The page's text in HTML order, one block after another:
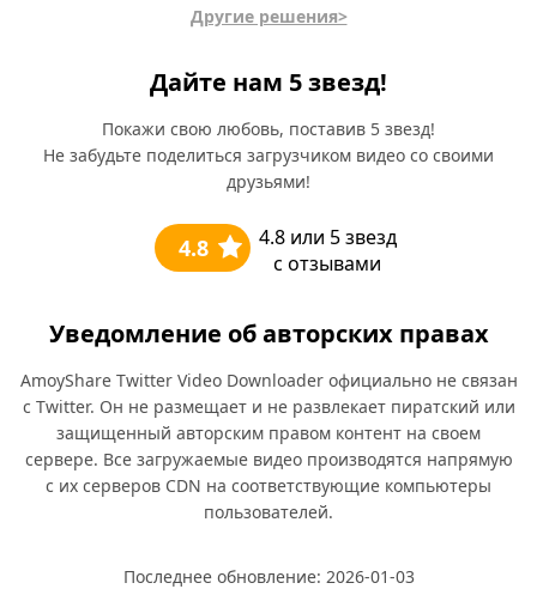
Другие решения>
Дайте нам 5 звезд!
Покажи свою любовь, поставив 5 звезд!
Не забудьте поделиться загрузчиком видео со своими
друзьями!
4.8 4.8или 5 звезд
с отзывами
Уведомление об авторских правах
AmoyShare Twitter Video Downloader официально не связан
с Twitter. Он не размещает и не развлекает пиратский или
защищенный авторским правом контент на своем
сервере. Все загружаемые видео производятся напрямую
с их серверов CDN на соответствующие компьютеры
пользователей.
Последнее обновление: 2026-01-03